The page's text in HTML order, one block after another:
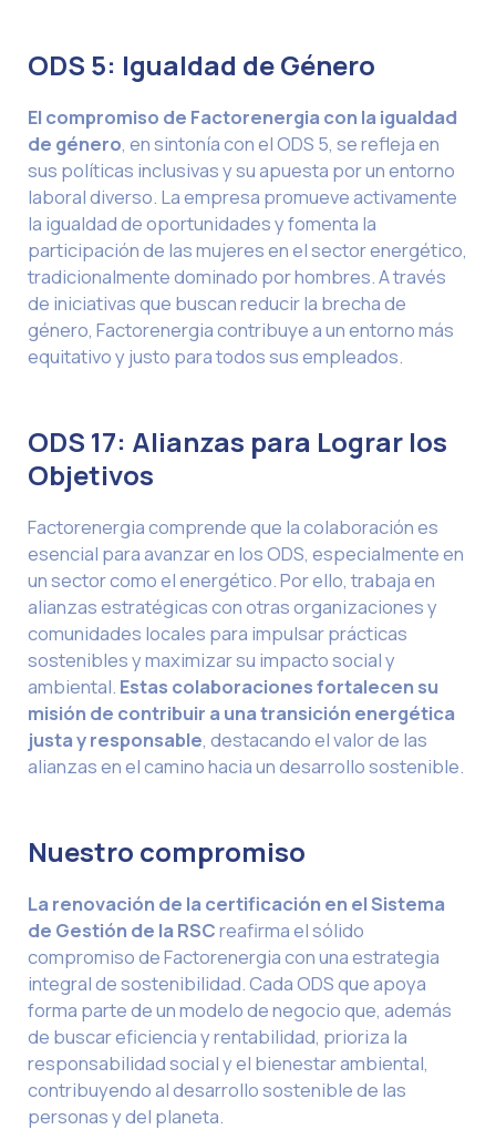
ODS 5: Igualdad de Género
El compromiso de Factorenergia con la igualdad
de género, en sintonía con el ODS 5, se refleja en
sus políticas inclusivas y su apuesta por un entorno
laboral diverso. La empresa promueve activamente
la igualdad de oportunidades y fomenta la
participación de las mujeres en el sector energético,
tradicionalmente dominado por hombres. A través
de iniciativas que buscan reducir la brecha de
género, Factorenergia contribuye a un entorno más
equitativo y justo para todos sus empleados.
ODS 17: Alianzas para Lograr los
Objetivos
Factorenergia comprende que la colaboración es
esencial para avanzar en los ODS, especialmente en
un sector como el energético. Por ello, trabaja en
alianzas estratégicas con otras organizaciones y
comunidades locales para impulsar prácticas
sostenibles y maximizar su impacto social y
ambiental. Estas colaboraciones fortalecen su
misión de contribuir a una transición energética
justa y responsable, destacando el valor de las
alianzas en el camino hacia un desarrollo sostenible.
Nuestro compromiso
La renovación de la certificación en el Sistema
de Gestión de la RSCreafirma el sólido
compromiso de Factorenergia con una estrategia
integral de sostenibilidad. Cada ODS que apoya
forma parte de un modelo de negocio que, además
de buscar eficiencia y rentabilidad, prioriza la
responsabilidad social y el bienestar ambiental,
contribuyendo al desarrollo sostenible de las
personas y del planeta.